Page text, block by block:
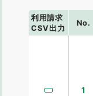
利用請求
CSV出力
No.
1